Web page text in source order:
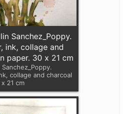
Sanchez_Poppy.
ink, collage and
paper. 30 x 21 cm
collage and charcoal
21 cm